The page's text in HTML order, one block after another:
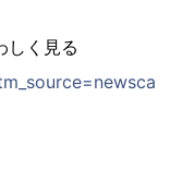
しく見る